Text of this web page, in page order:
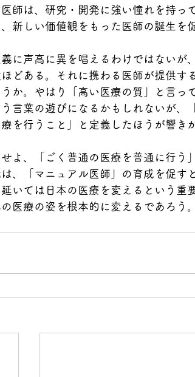
師は、研究・開発に強い憧れを持っ
、新しい価値観をもった医師の誕生
に声高に異を唱えるわけではないが
どある。それに携わる医師が提供す
か。やはり「高い医療の質」と言っ
う言葉の遊びになるかもしれないが、
を行うこと」と定義したほうが響き
よ、「ごく普通の医療を普通に行う
、「マニュアル医師」の育成を促す
いては日本の医療を変えるという重
医療の姿を根本的に変えるであろう。